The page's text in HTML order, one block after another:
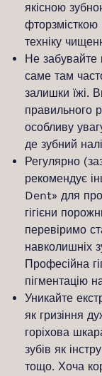
якісною
техніку
Не
саме там
залишки їжі.
правильного
особливу
де зубний
Регулярно
рекомендує
Dent» для
гігієни
перевіримо
навколишніх
Професійна
пігментацію
Уникайте
як гризіння
горіхова
зубів як
тощо. Хоча